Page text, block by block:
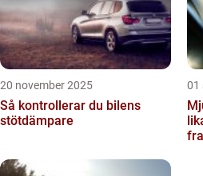
20 november 2025
Så kontrollerar du bilens
stötdämpare
01